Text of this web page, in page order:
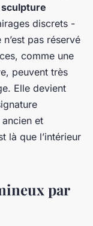
sculpture
discrets -
pas réservé
comme une
peuvent très
Elle devient
et
là que l’intérieur
par